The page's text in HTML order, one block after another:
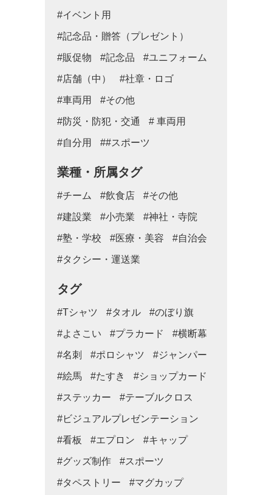
#イベント用
#記念品・贈答（プレゼント）
#販促物 #記念品 #ユニフォーム
#店舗（中） #社章・ロゴ
#車両用 #その他
#防災・防犯・交通 # 車両用
#自分用 ##スポーツ
業種・所属タグ
#チーム #飲食店 #その他
#建設業 #小売業 #神社・寺院
#塾・学校 #医療・美容 #自治会
#タクシー・運送業
タグ
#Tシャツ #タオル #のぼり旗
#よさこい #プラカード #横断幕
#名刺 #ポロシャツ #ジャンパー
#絵馬 #たすき #ショップカード
#ステッカー #テーブルクロス
#ビジュアルプレゼンテーション
#看板 #エプロン #キャップ
#グッズ制作 #スポーツ
#タペストリー #マグカップ